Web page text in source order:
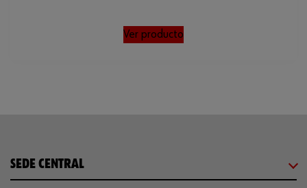
Ver producto
SEDE CENTRAL